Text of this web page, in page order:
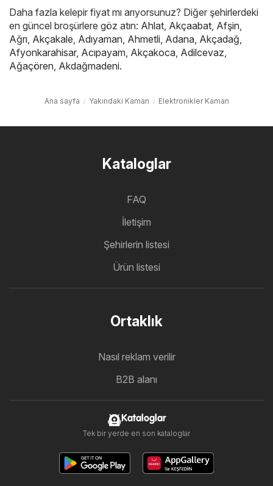
Daha fazla kelepir fiyat mı arıyorsunuz? Diğer şehirlerdeki
en güncel broşürlere göz atın: Ahlat, Akçaabat, Afşin,
Ağrı, Akçakale, Adıyaman, Ahmetli, Adana, Akçadağ,
Afyonkarahisar, Acıpayam, Akçakoca, Adilcevaz,
Ağaçören, Akdağmadeni.
Ana sayfa Yakındaki Kaman Elektronikler Kaman
Kataloglar
FAQ
İletişim
Şehirlerin listesi
Ürün listesi
Ortaklık
Nasıl reklam verilir
B2B alanı
Kataloglar
Tek bir yerde en son kataloglar